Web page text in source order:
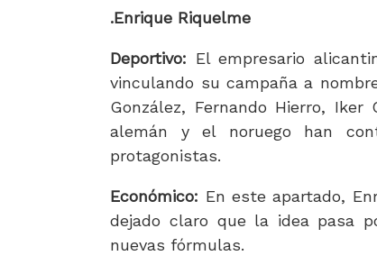
.Enrique Riquelme
Deportivo: El empresario
vinculando su campaña a
González, Fernando Hierro,
alemán y el noruego han
protagonistas.
Económico: En este apartado,
dejado claro que la idea pasa
nuevas fórmulas.